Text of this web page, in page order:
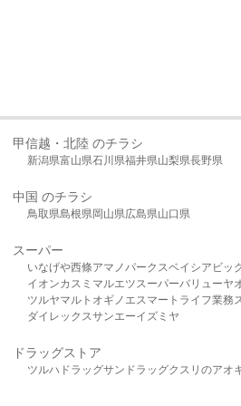
甲信越・北陸 のチラシ
新潟県富山県石川県福井県山梨県長野県
中国 のチラシ
鳥取県島根県岡山県広島県山口県
スーパー
いなげや西條アマノパークスベイシア ビッ
イオンカスミ マルエツスーパーバリューヤ
ツルヤマルト オギノ エスマート ライフ業務
ダイレックスサンエーイズミヤ
ドラッグストア
ツルハドラッグサンドラッグクスリのアオ